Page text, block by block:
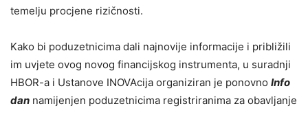
temelju procjene rizičnosti.
Kako bi poduzetnicima dali najnovije informacije i približili
im uvjete ovog novog financijskog instrumenta, u suradnji
HBOR-a i Ustanove INOVAcija organiziran je ponovno Info
dan namijenjen poduzetnicima registriranima za obavljanje